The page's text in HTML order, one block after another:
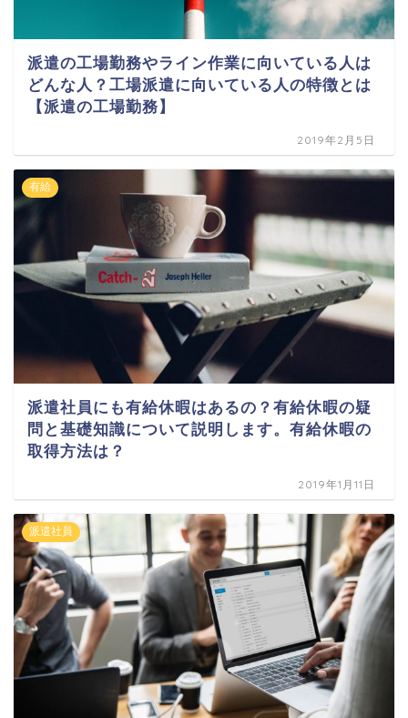
派遣の工場勤務やライン作業に向いている人は
どんな人？工場派遣に向いている人の特徴とは
【派遣の工場勤務】
2019年2月5日
有給
派遣社員にも有給休暇はあるの？有給休暇の疑
問と基礎知識について説明します。有給休暇の
取得方法は？
2019年1月11日
派遣社員